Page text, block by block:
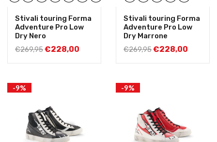
Stivali touring Forma
Adventure Pro Low
Dry Nero
€269,95€228,00
Stivali touring Forma
Adventure Pro Low
Dry Marrone
€269,95€228,00
-9% -9%